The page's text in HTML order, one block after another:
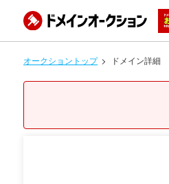
オークショントップ ドメイン詳細